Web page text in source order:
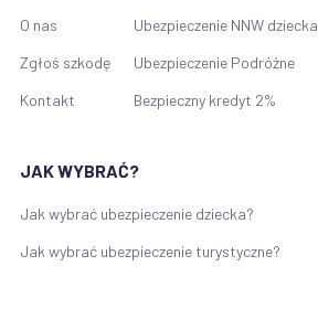
O nas
Zgłoś szkodę
Kontakt
Ubezpieczenie NNW dziecka
Ubezpieczenie Podróżne
Bezpieczny kredyt 2%
JAK WYBRAĆ?
Jak wybrać ubezpieczenie dziecka?
Jak wybrać ubezpieczenie turystyczne?